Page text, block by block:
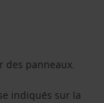
des panneaux.
indiqués sur la